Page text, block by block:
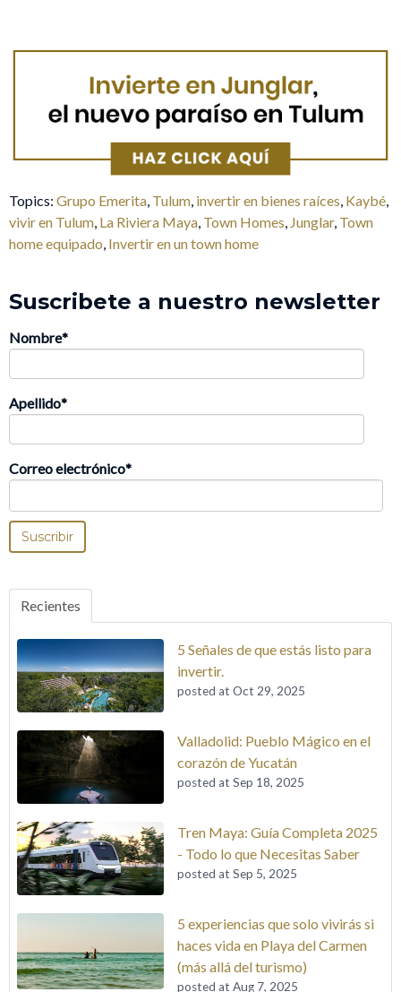
Topics: Grupo Emerita Tulum invertir en bienes raíces Kaybé
vivir en Tulum La Riviera Maya Town Homes Junglar, Town
home equipado Invertir en un town home
Suscribete a nuestro newsletter
Nombre*
Apellido*
Correo electrónico*
Recientes
5 Señales de que estás listo para
invertir.
posted at Oct 29, 2025
Valladolid: Pueblo Mágico en el
corazón de Yucatán
posted at Sep 18, 2025
Tren Maya: Guía Completa 2025
- Todo lo que Necesitas Saber
posted at Sep 5, 2025
5 experiencias que solo vivirás si
haces vida en Playa del Carmen
(más allá del turismo)
posted at Aug 7, 2025